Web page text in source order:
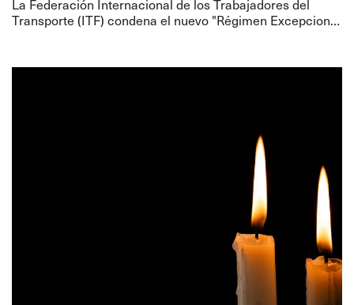
La Federación Internacional de los Trabajadores del
Transporte (ITF) condena el nuevo "Régimen Excepcional